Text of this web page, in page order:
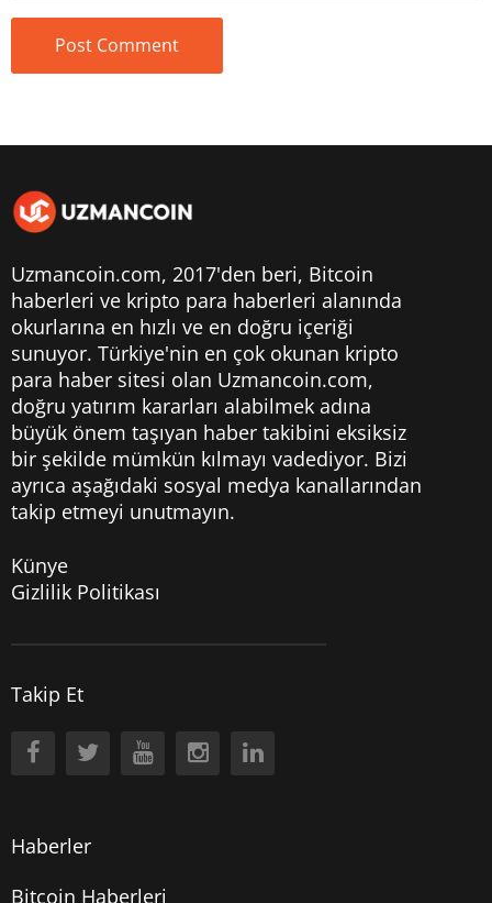
Uzmancoin.com, 2017'den beri, Bitcoin
haberleri ve kripto para haberleri alanında
okurlarına en hızlı ve en doğru içeriği
sunuyor. Türkiye'nin en çok okunan kripto
para haber sitesi olan Uzmancoin.com,
doğru yatırım kararları alabilmek adına
büyük önem taşıyan haber takibini eksiksiz
bir şekilde mümkün kılmayı vadediyor. Bizi
ayrıca aşağıdaki sosyal medya kanallarından
takip etmeyi unutmayın.
Künye
Gizlilik Politikası
Takip Et
Haberler
Bitcoin Haberleri